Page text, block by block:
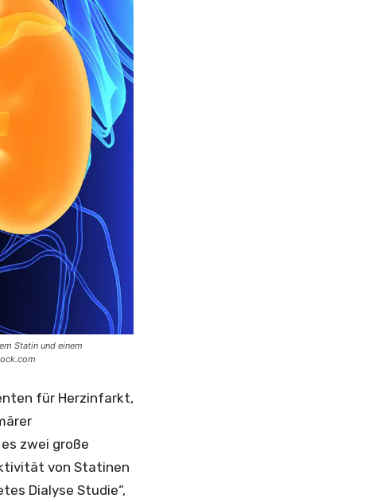
Statin und einem
für Herzinfarkt,
zwei große
von Statinen
Dialyse Studie“,